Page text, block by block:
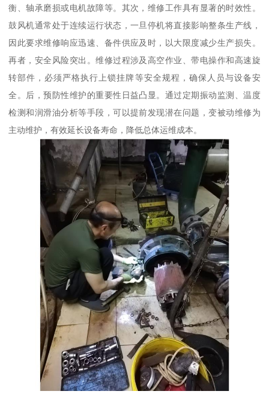
衡、轴承磨损或电机故障等。其次，维修工作具有显著的时效性。
鼓风机通常处于连续运行状态，一旦停机将直接影响整条生产线，
因此要求维修响应迅速、备件供应及时，以大限度减少生产损失。
再者，安全风险突出。维修过程涉及高空作业、带电操作和高速旋
转部件，必须严格执行上锁挂牌等安全规程，确保人员与设备安
全。后，预防性维护的重要性日益凸显。通过定期振动监测、温度
检测和润滑油分析等手段，可以提前发现潜在问题，变被动维修为
主动维护，有效延长设备寿命，降低总体运维成本。